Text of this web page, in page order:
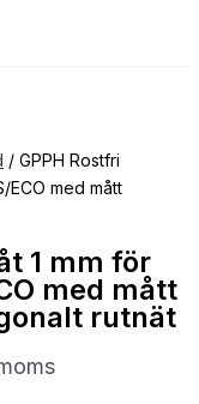
/ GPPH Rostfri
ECO med mått
1 mm för
med mått
rutnät